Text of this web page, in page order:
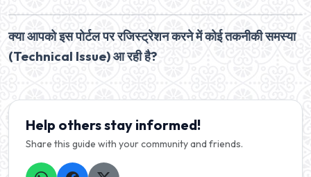
क्या आपको इस पोर्टल पर रजिस्ट्रेशन करने में कोई तकनीकी समस्या
(Technical Issue) आ रही है?
Help others stay informed!
Share this guide with your community and friends.